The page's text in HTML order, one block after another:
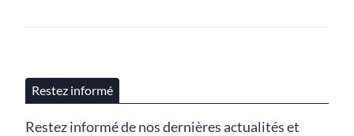
Restez informé
Restez informé de nos dernières actualités et